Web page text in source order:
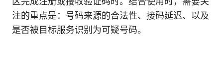
注的重点是：号码来源的合法性、接码延迟、以及
是否被目标服务识别为可疑号码。